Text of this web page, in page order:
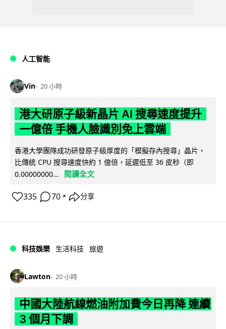
人工智能
Vin 20 小時
港大研原子級新晶片 AI 搜尋速度提升
一億倍 手機人臉識別免上雲端
香港大學團隊成功研發原子級厚度的「模擬存內搜尋」晶片，
比傳統 CPU 搜尋速度快約 1 億倍，延遲低至 36 皮秒（即
0.00000000...
閱讀全文
335 70 ↗ 分享
科技娛樂 生活科技 旅遊
Lawton 20 小時
中國大陸航線燃油附加費今日再降 連續
3 個月下調